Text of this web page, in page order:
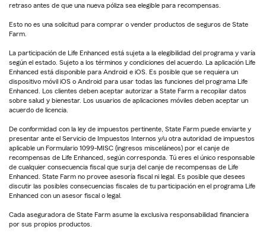
retraso antes de que una nueva póliza sea elegible para recompensas.
Esto no es una solicitud para comprar o vender productos de seguros de State
Farm.
La participación de Life Enhanced está sujeta a la elegibilidad del programa y varía
según el estado. Sujeto a los términos y condiciones del acuerdo. La aplicación Life
Enhanced está disponible para Android e iOS. Es posible que se requiera un
dispositivo móvil iOS o Android para usar todas las funciones del programa Life
Enhanced. Los clientes deben aceptar autorizar a State Farm a recopilar datos
sobre salud y bienestar. Los usuarios de aplicaciones móviles deben aceptar un
acuerdo de licencia.
De conformidad con la ley de impuestos pertinente, State Farm puede enviarte y
presentar ante el Servicio de Impuestos Internos y/u otra autoridad de impuestos
aplicable un Formulario 1099-MISC (ingresos misceláneos) por el canje de
recompensas de Life Enhanced, según corresponda. Tú eres el único responsable
de cualquier consecuencia fiscal que surja del canje de recompensas de Life
Enhanced. State Farm no provee asesoría fiscal ni legal. Es posible que desees
discutir las posibles consecuencias fiscales de tu participación en el programa Life
Enhanced con un asesor fiscal o legal.
Cada aseguradora de State Farm asume la exclusiva responsabilidad financiera
por sus propios productos.